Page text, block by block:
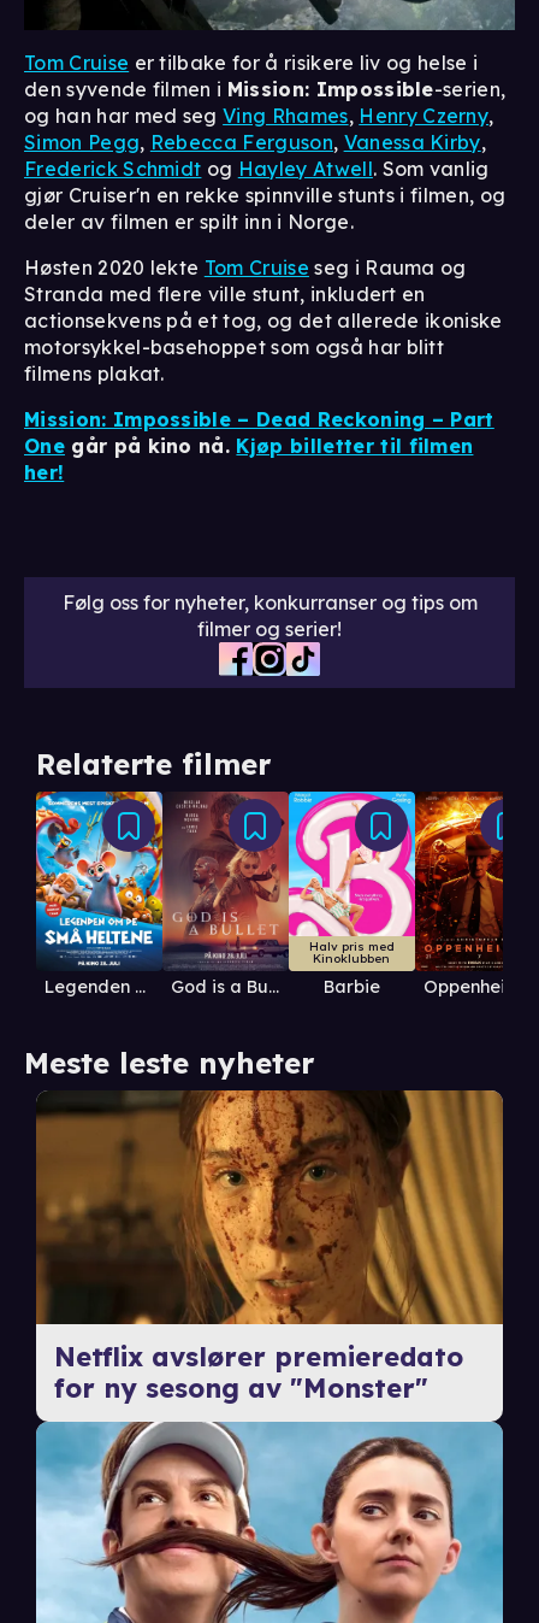
Tom Cruise er tilbake for å risikere liv og helse i
den syvende filmen i Mission: Impossible-serien,
og han har med segVing Rhames, Henry Czerny,
Simon Pegg, Rebecca Ferguson, Vanessa Kirby,
Frederick Schmidt og Hayley Atwell. Som vanlig
gjør Cruiser'n en rekke spinnville stunts i filmen, og
deler av filmen er spilt inn i Norge.
Høsten 2020 lekte Tom Cruise seg i Rauma og
Stranda med flere ville stunt, inkludert en
actionsekvens på et tog, og det allerede ikoniske
motorsykkel-basehoppet som også har blitt
filmens plakat.
Mission: Impossible – Dead Reckoning – Part
Onegår på kino nå. Kjøp billetter til filmen
her!
Følg oss for nyheter, konkurranser og tips om
filmer og serier!
Relaterte filmer
Legenden om de små heltene God is a Bullet
Halv pris med
Kinoklubben
Barbie
Meste leste nyheter
Netflix avslører premieredato
for ny sesong av "Monster"